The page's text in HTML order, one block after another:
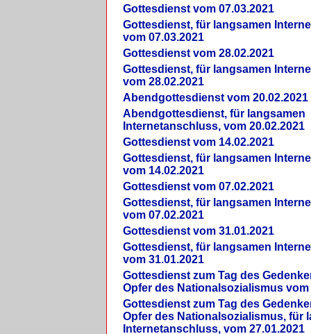
Gottesdienst vom 07.03.2021
Gottesdienst, für langsamen
vom 07.03.2021
Gottesdienst vom 28.02.2021
Gottesdienst, für langsamen
vom 28.02.2021
Abendgottesdienst vom 20.02.2021
Abendgottesdienst, für langsamen
Internetanschluss, vom 20.02.2021
Gottesdienst vom 14.02.2021
Gottesdienst, für langsamen
vom 14.02.2021
Gottesdienst vom 07.02.2021
Gottesdienst, für langsamen
vom 07.02.2021
Gottesdienst vom 31.01.2021
Gottesdienst, für langsamen
vom 31.01.2021
Gottesdienst zum Tag des
Opfer des Nationalsozialismus vom
Gottesdienst zum Tag des
Opfer des Nationalsozialismus, für
Internetanschluss, vom 27.01.2021